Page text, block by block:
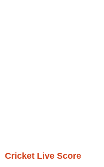
Cricket Live Score